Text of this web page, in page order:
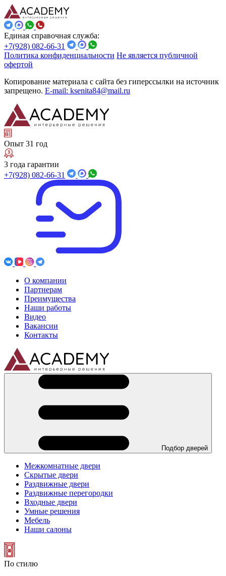
Единая справочная служба:
+7(928) 082-66-31
Политика конфиденциальности Не является публичной
офертой
Копирование материала с сайта без гиперссылки на источник
запрещено. E-mail: ksenita84@mail.ru
Опыт 31 год
3 года гарантии
+7(928) 082-66-31
О компании
Партнерам
Преимущества
Наши работы
Видео
Вакансии
Контакты
Подбор дверей
Межкомнатные двери
Скрытые двери
Раздвижные двери
Раздвижные перегородки
Входные двери
Умные решения
Мебель
Наши салоны
По стилю